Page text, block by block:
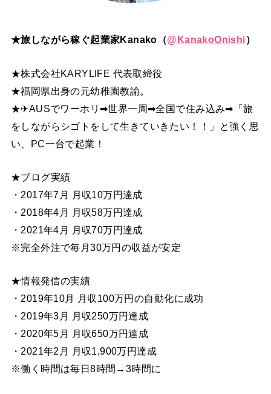
★旅しながら稼ぐ起業家Kanako（@KanakoOnishi）
★株式会社KARYLIFE 代表取締役
★福岡県出身の元幼稚園教諭。
★✈AUSでワーホリ➡世界一周➡全国で住み込み➡「旅
をしながらシゴトをして生きていきたい！！」と強く思
い、PC一台で起業！
★ブログ実績
・2017年7月 月収10万円達成
・2018年4月 月収58万円達成
・2021年4月 月収70万円達成
※完全外注で毎月30万円の収益が安定
★情報発信の実績
・2019年10月 月収100万円の自動化に成功
・2019年3月 月収250万円達成
・2020年5月 月収650万円達成
・2021年2月 月収1,900万円達成
※働く時間は毎日8時間→3時間に